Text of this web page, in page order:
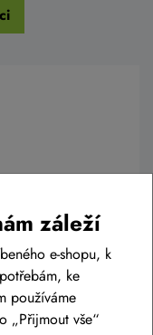
záleží
e-shopu, k
ke
používáme
„Přijmout vše“